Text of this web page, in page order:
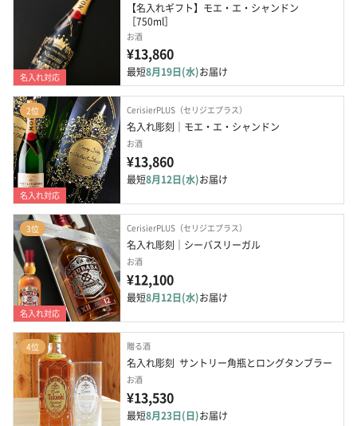
名入れ対応
【名入れギフト】モエ・エ・シャンドン
［750ml］
お酒
¥13,860
最短8月19日(水)お届け
2位
名入れ対応
CerisierPLUS（セリジエプラス）
名入れ彫刻｜モエ・エ・シャンドン
お酒
¥13,860
最短8月12日(水)お届け
3位
名入れ対応
CerisierPLUS（セリジエプラス）
名入れ彫刻｜シーバスリーガル
お酒
¥12,100
最短8月12日(水)お届け
4位 贈る酒
名入れ彫刻  サントリー角瓶とロングタンブラー
お酒
¥13,530
最短8月23日(日)お届け